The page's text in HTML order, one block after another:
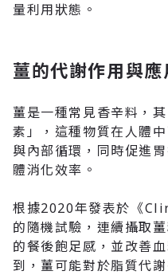
量利用狀態。
薑的代謝作用與應
薑是一種常見香辛料，
素」
，這種物質在人體
與內部循環，同時促進
體消化效率。
根據2020年發表於《
的隨機試驗，連續攝取
的餐後飽足感，並改善
到，薑可能對於脂質代